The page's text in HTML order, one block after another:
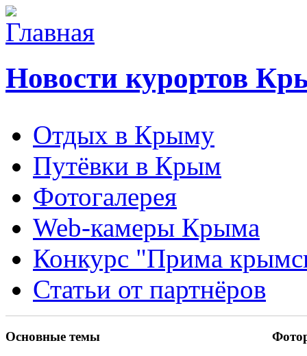
Новости курортов
Отдых в Крыму
Путёвки в Крым
Фотогалерея
Web-камеры Крыма
Конкурс "Прима
Статьи от партнёров
Основные темы